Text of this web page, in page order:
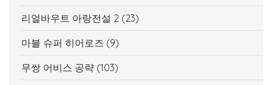
리얼바우트 아랑전설 2 (23)
마블 슈퍼 히어로즈 (9)
무쌍 어비스 공략 (103)